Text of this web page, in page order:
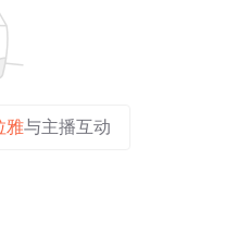
雅与主播互动